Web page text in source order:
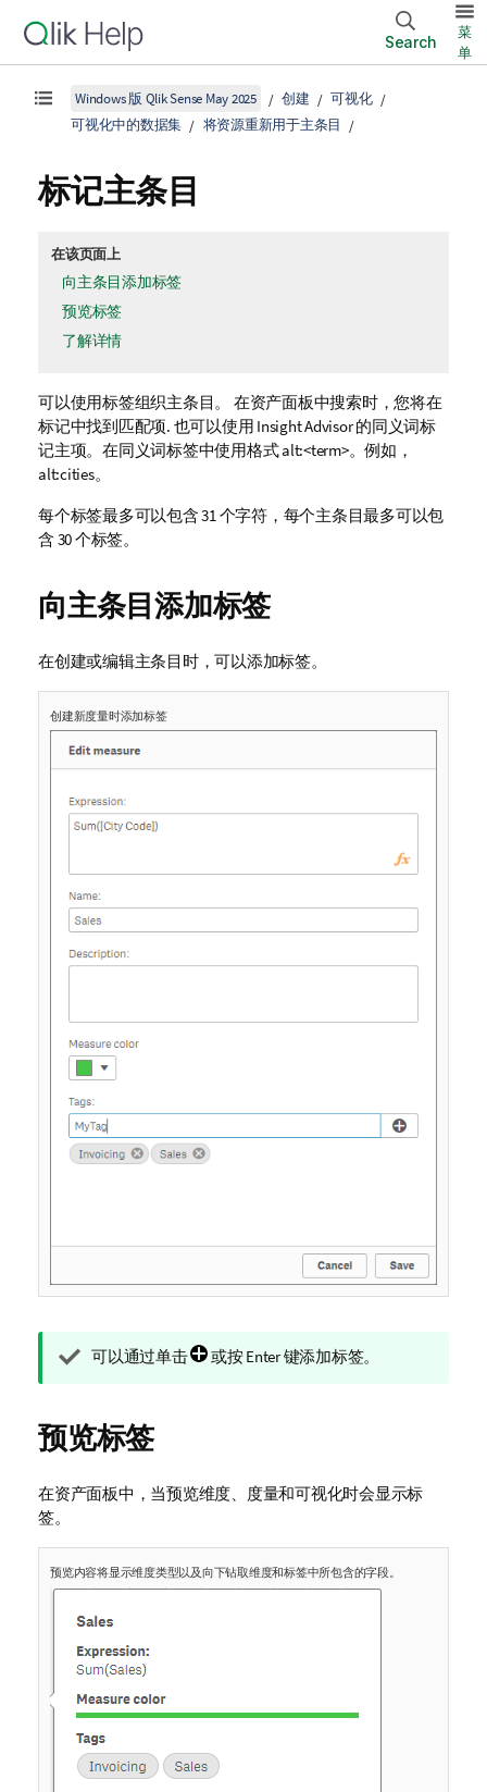
Search
菜
单
Windows 版 Qlik Sense May 2025 创建
可视化
可视化中的数据集
将资源重新用于主条目
标记主条目
在该页面上
向主条目添加标签
预览标签
了解详情
可以使用标签组织主条目。
在资产面板中搜索时，您将在
标记中找到匹配项. 也可以使用 Insight Advisor的同义词标
记主项。在同义词标签中使用格式alt:<term>。例如，
alt:cities。
每个标签最多可以包含 31 个字符，每个主条目最多可以包
含 30 个标签。
向主条目添加标签
在创建或编辑主条目时，可以添加标签。
创建新度量时添加标签
提
释
可以通过单击 或按 Enter 键添加标签。
预览标签
在资产面板中，当预览维度、度量和可视化时会显示标
签。
预览内容将显示维度类型以及向下钻取维度和标签中所包含的字段。